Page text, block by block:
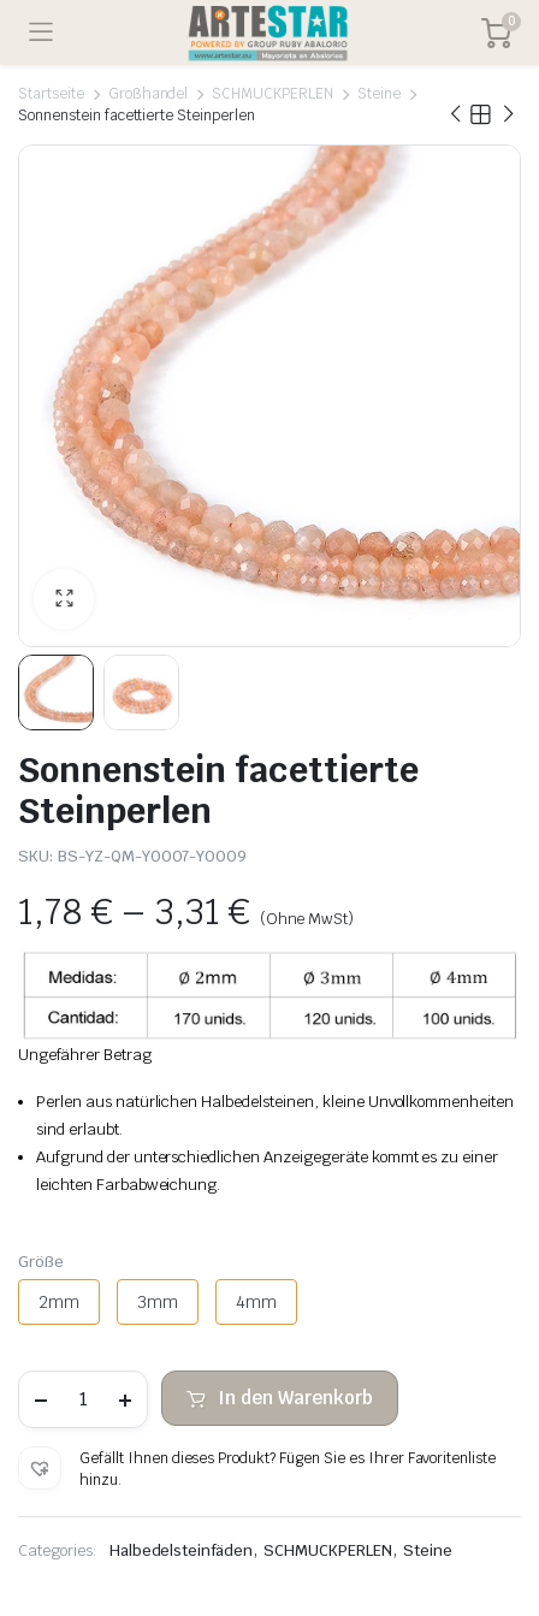
0
Startseite Großhandel SCHMUCKPERLEN
Steine
Sonnenstein facettierte Steinperlen
Sonnenstein facettierte
Steinperlen
SKU: BS-YZ-QM-Y0007-Y0009
1,78€ – 3,31€ (Ohne MwSt)
Ungefährer Betrag
Perlen aus natürlichen Halbedelsteinen, kleine Unvollkommenheiten
sind erlaubt.
Aufgrund der unterschiedlichen Anzeigegeräte kommt es zu einer
leichten Farbabweichung.
Größe
2mm 3mm 4mm
Sonnenstein
facettierte
Steinperlen
In den Warenkorb
Gefällt Ihnen dieses Produkt? Fügen Sie es Ihrer Favoritenliste
hinzu.
Categories: Halbedelsteinfäden,SCHMUCKPERLEN, Steine